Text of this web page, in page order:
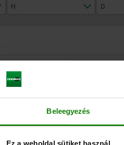
Beleegyezés
Ez a weboldal sütiket használ
H D
A hozzáférhetőségek naponta többször,